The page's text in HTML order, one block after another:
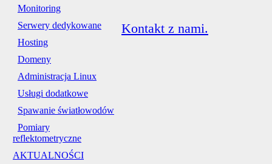
Monitoring
Serwery dedykowane
Hosting
Domeny
Administracja Linux
Usługi dodatkowe
Spawanie światłowodów
Pomiary
reflektometryczne
AKTUALNOŚCI
Kontakt z nami.